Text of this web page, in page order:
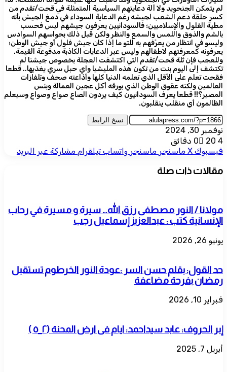
لم يتمكن الجنحويد ولا آلة دعايتهم السياسية المتمثلة في قحت/تقدم من
كسر حلقة دعم الشعب لجيشه رغم الدعاية السوداء في دمغ الجيش بأنه
مطية الفلول والإسلاميين؛ فالسودانيين يعرفون جيشهم ليس فحسب
بالشم والذوق واللمس والسمع والنظر ولكن قبل ذلك بحواسهم السوادس
وليسو في انتظار من يعرًفهم به للتو ما إذا كان جيش فلول أو جيش الوطن؛
يعرفونه كمعرفتهم لاطفالهم وليس عبر الدعايات الكاذبة مدفوعة القيمة.
وللعجب فإن ثلة قحت/تقدم التي اكتشفت العجلة بخصوص جيشنا لم
تكتشف إلى اليوم بنت من تكون هذه المليشيا واي حبل سري يغذيها.. قطعا
فقحت تعلم على الأقل الذي تعلمه الدنيا كلها وأذاعته صحف وتلفازات
العالمين ولكنه عقوق الوطن الذي بورقه أكل عجين العمالة وبئس
المصير؟!! قطعا يعرف السودانيون كيف يردون الصاع صواع وصواع وسيعلم
الظالمون أي منقلب ينقلبون.
نسخ الرابط
نوفمبر 30, 2024
0
20 4 دقائق
فيسبوك ‫X ماسنجر ماسنجر واتساب تيلقرام مشاركة عبر البريد
مقالات ذات صلة
مولانا / النور مصطفى رزق الله… سيرة و مسيرة في رحاب
الإنسانية كتب : عبدالعزيز إسماعيل رجب
يونيو 26, 2026
حد القول: بقلم حسن السر :عودة النور الخرطوم تستقبل
رمضان بفرحة مضاعفة
فبراير 10, 2026
إبر الحروف: عابد سيداحمد: ايام فى ارض المحنة (٢_٥ )
أبريل 7, 2025